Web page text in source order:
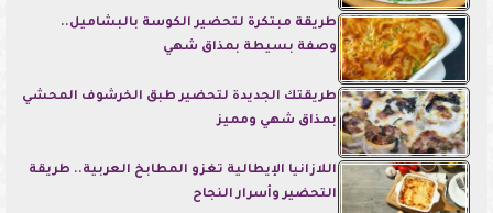
طريقة مبتكرة لتحضير الكوسة بالبشاميل..
وصفة بسيطة بمذاق شهي
طريقتك الجديدة لتحضير طبق الخرشوف المحشي
بمذاق شهي ومميز
اللازانيا الإيطالية تغزو المطابخ العربية.. طريقة
التحضير وأسرار النجاح